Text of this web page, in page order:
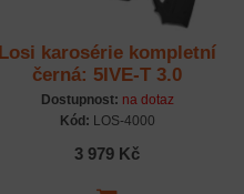
Losi karosérie kompletní
černá: 5IVE-T 3.0
Dostupnost: na dotaz
Kód: LOS-4000
3 979 Kč